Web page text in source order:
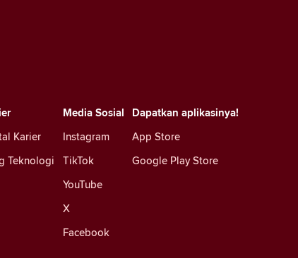
Media Sosial
Instagram
TikTok
YouTube
X
Facebook
Karier
Teknologi
Dapatkan aplikasinya!
App Store
Google Play Store